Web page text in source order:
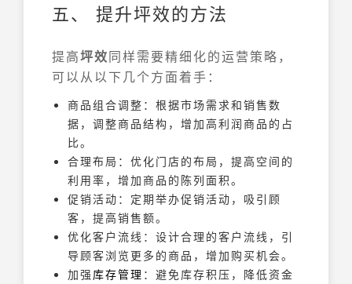
五、 提升坪效的方法
提高坪效同样需要精细化的运营策略，
可以从以下几个方面着手：
商品组合调整：根据市场需求和销售数
据，调整商品结构，增加高利润商品的占
比。
合理布局：优化门店的布局，提高空间的
利用率，增加商品的陈列面积。
促销活动：定期举办促销活动，吸引顾
客，提高销售额。
优化客户流线：设计合理的客户流线，引
导顾客浏览更多的商品，增加购买机会。
加强 库存管理 ：避免库存积压，降低资金